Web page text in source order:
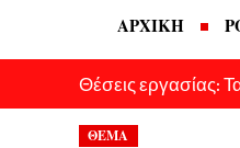
ΑΡΧΙΚΗ
Θέσεις εργασίας:
ΘΕΜΑ